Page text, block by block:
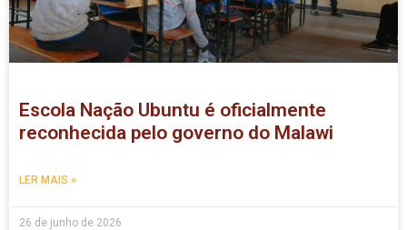
Escola Nação Ubuntu é oficialmente
reconhecida pelo governo do Malawi
LER MAIS »
26 de junho de 2026